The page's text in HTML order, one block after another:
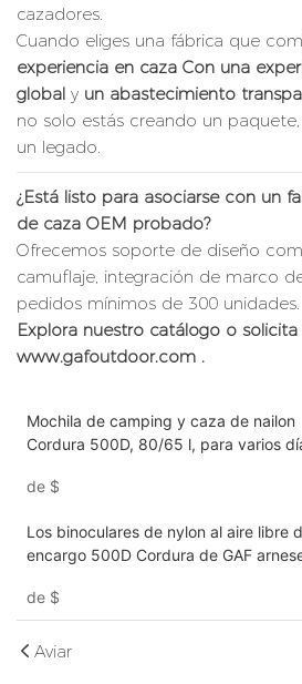
cazadores.
Cuando eliges una fábrica que
experiencia en caza Con una
global y un abastecimiento
no solo estás creando un
un legado.
¿Está listo para asociarse con un
de caza OEM probado?
Ofrecemos soporte de diseño
camuflaje, integración de marco
pedidos mínimos de 300 unidades.
Explora nuestro catálogo o
www.gafoutdoor.com .
Mochila de camping y caza de nailon
Cordura 500D, 80/65 l, para varios
de $
Los binoculares de nylon al aire libre
encargo 500D Cordura de GAF
camuflaje
de $
Aviar